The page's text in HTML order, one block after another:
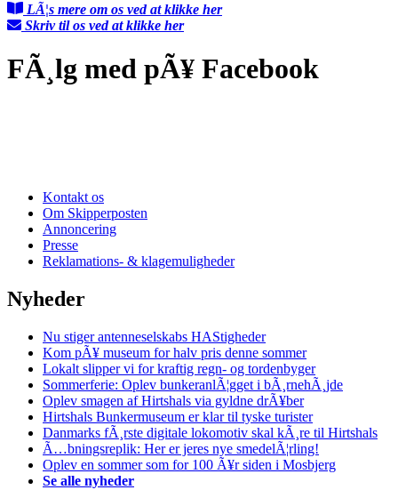
LÃ¦s mere om os ved at klikke her
Skriv til os ved at klikke her
FÃ¸lg med pÃ¥ Facebook
Kontakt os
Om Skipperposten
Annoncering
Presse
Reklamations- & klagemuligheder
Nyheder
Nu stiger antenneselskabs HAStigheder
Kom pÃ¥ museum for halv pris denne sommer
Lokalt slipper vi for kraftig regn- og tordenbyger
Sommerferie: Oplev bunkeranlÃ¦gget i bÃ¸rnehÃ¸jde
Oplev smagen af Hirtshals via gyldne drÃ¥ber
Hirtshals Bunkermuseum er klar til tyske turister
Danmarks fÃ¸rste digitale lokomotiv skal kÃ¸re til Hirtshals
Ã…bningsreplik: Her er jeres nye smedelÃ¦rling!
Oplev en sommer som for 100 Ã¥r siden i Mosbjerg
Se alle nyheder